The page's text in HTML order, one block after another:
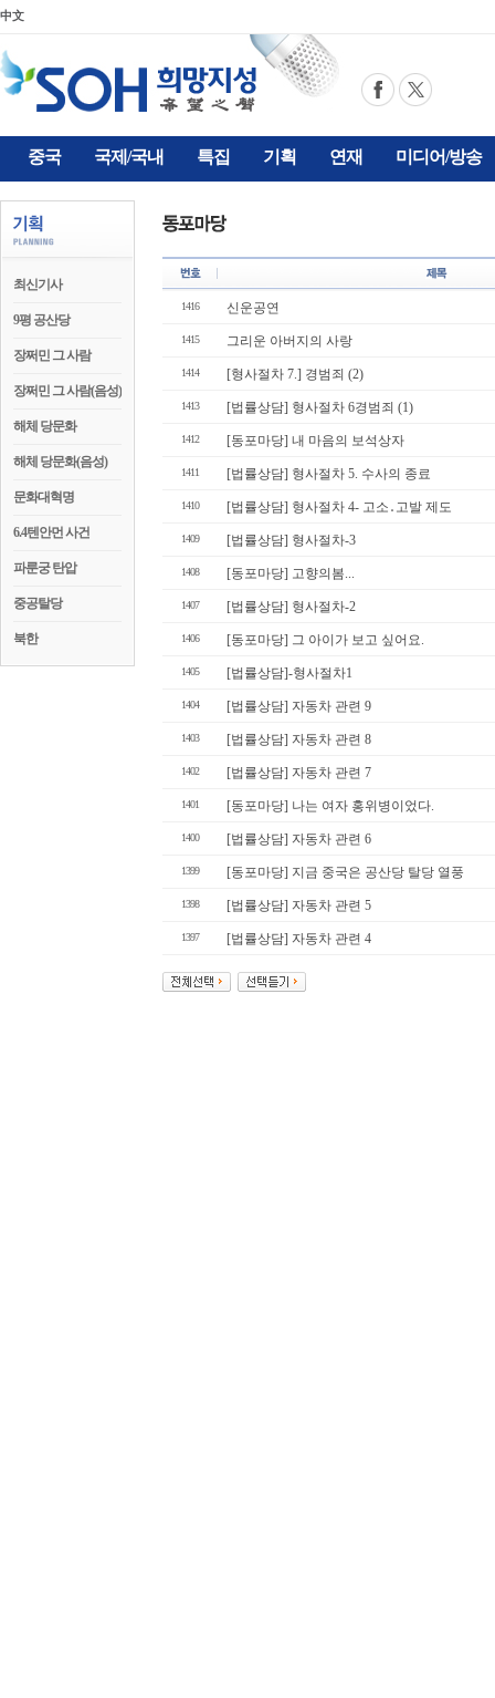
中文
중국 국제/국내 특집 기획 연재 미디어/방송
최신기사
9평 공산당
장쩌민 그 사람
장쩌민 그 사람(음성)
해체 당문화
해체 당문화(음성)
문화대혁명
6.4텐안먼 사건
파룬궁 탄압
중공탈당
북한
1416 신운공연
1415 그리운 아버지의 사랑
1414 [형사절차 7.] 경범죄 (2)
1413 [법률상담] 형사절차 6경범죄 (1)
1412 [동포마당] 내 마음의 보석상자
1411 [법률상담] 형사절차 5. 수사의 종료
1410 [법률상담] 형사절차 4- 고소․고발 제도
1409 [법률상담] 형사절차-3
1408 [동포마당] 고향의봄...
1407 [법률상담] 형사절차-2
1406 [동포마당] 그 아이가 보고 싶어요.
1405 [법률상담]-형사절차1
1404 [법률상담] 자동차 관련 9
1403 [법률상담] 자동차 관련 8
1402 [법률상담] 자동차 관련 7
1401 [동포마당] 나는 여자 홍위병이었다.
1400 [법률상담] 자동차 관련 6
1399 [동포마당] 지금 중국은 공산당 탈당 열풍
1398 [법률상담] 자동차 관련 5
1397 [법률상담] 자동차 관련 4